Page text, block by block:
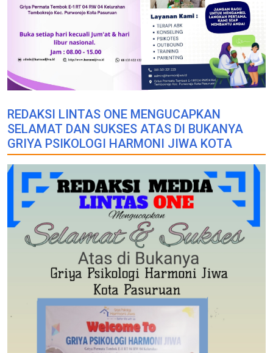
REDAKSI LINTAS ONE MENGUCAPKAN
SELAMAT DAN SUKSES ATAS DI BUKANYA
GRIYA PSIKOLOGI HARMONI JIWA KOTA